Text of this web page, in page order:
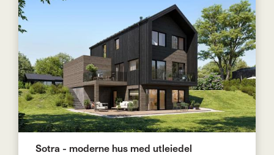
Sotra - moderne hus med utleiedel